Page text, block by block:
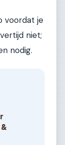
voordat je
niet;
nodig.